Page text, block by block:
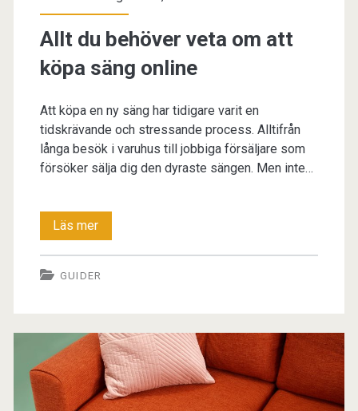
Allt du behöver veta om att
köpa säng online
Att köpa en ny säng har tidigare varit en
tidskrävande och stressande process. Alltifrån
långa besök i varuhus till jobbiga försäljare som
försöker sälja dig den dyraste sängen. Men inte…
Läs merAllt
du
behöver
om
att
köpa
GUIDER